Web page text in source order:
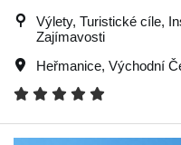
Výlety, Turistické cíle,
Zajímavosti
Heřmanice, Východní